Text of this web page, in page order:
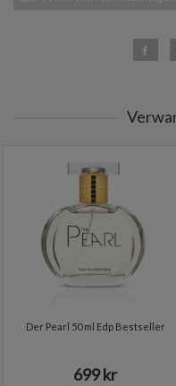
Der Pearl 50 ml Edp Bestseller
699 kr